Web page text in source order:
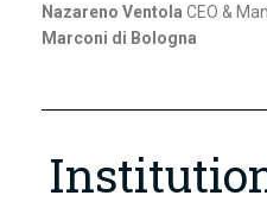
Nazareno Ventola CEO &
Marconi di Bologna